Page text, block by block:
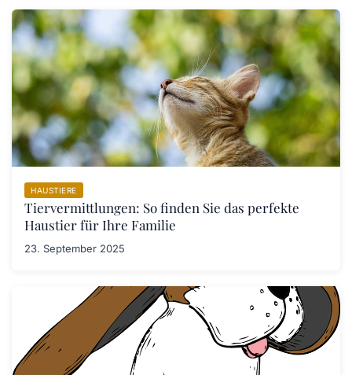
HAUSTIERE
Tiervermittlungen: So finden Sie das perfekte
Haustier für Ihre Familie
23. September 2025